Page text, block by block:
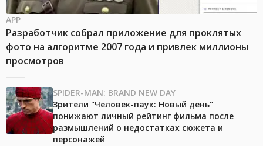
APP
Разработчик собрал приложение для проклятых
фото на алгоритме 2007 года и привлек миллионы
просмотров
SPIDER-MAN: BRAND NEW DAY
Зрители "Человек-паук: Новый день"
понижают личный рейтинг фильма после
размышлений о недостатках сюжета и
персонажей